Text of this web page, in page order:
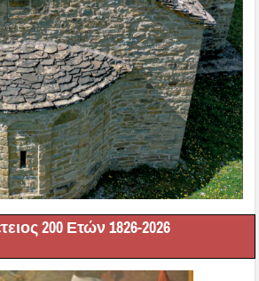
200 Ετών 1826-2026